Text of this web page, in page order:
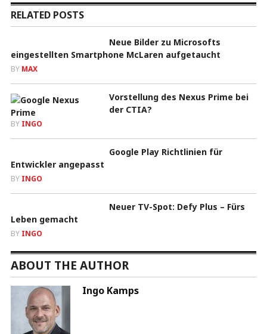
RELATED POSTS
Neue Bilder zu Microsofts
eingestellten Smartphone McLaren aufgetaucht
BY MAX
Vorstellung des Nexus Prime bei
der CTIA?
BY INGO
Google Play Richtlinien für
Entwickler angepasst
BY INGO
Neuer TV-Spot: Defy Plus – Fürs
Leben gemacht
BY INGO
ABOUT THE AUTHOR
Ingo Kamps